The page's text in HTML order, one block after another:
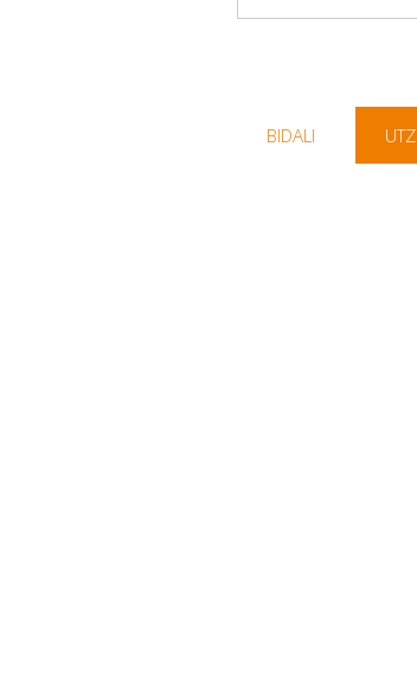
BIDALI UTZI